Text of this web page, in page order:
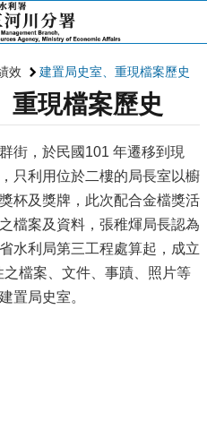
效 建置局史室、重現檔案歷史
重現檔案歷史
街，於民國101 年遷移到現
只利用位於二樓的局長室以櫥
杯及獎牌，此次配合金檔獎活
檔案及資料，張稚煇局長認為
水利局第三工程處算起，成立
檔案、文件、事蹟、照片等
置局史室。